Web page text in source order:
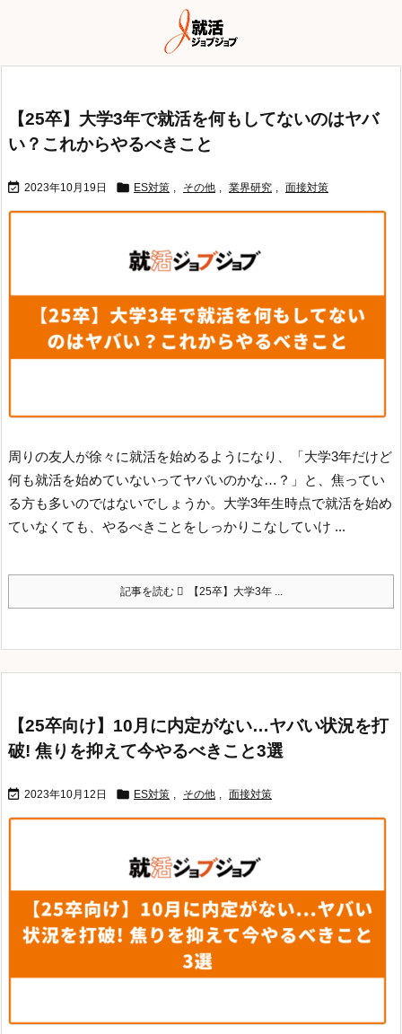
【25卒】大学3年で就活を何もしてないのはヤバ
い？これからやるべきこと
 2023年10月19日  ES対策 , その他 , 業界研究 , 面接対策
周りの友人が徐々に就活を始めるようになり、「大学3年だけど
何も就活を始めていないってヤバいのかな…？」と、焦ってい
る方も多いのではないでしょうか。 大学3年生時点で就活を始め
ていなくても、やるべきことをしっかりこなしていけ ...
記事を読む 【25卒】大学3年 ...
【25卒向け】10月に内定がない…ヤバい状況を打
破! 焦りを抑えて今やるべきこと3選
 2023年10月12日  ES対策 その他 面接対策